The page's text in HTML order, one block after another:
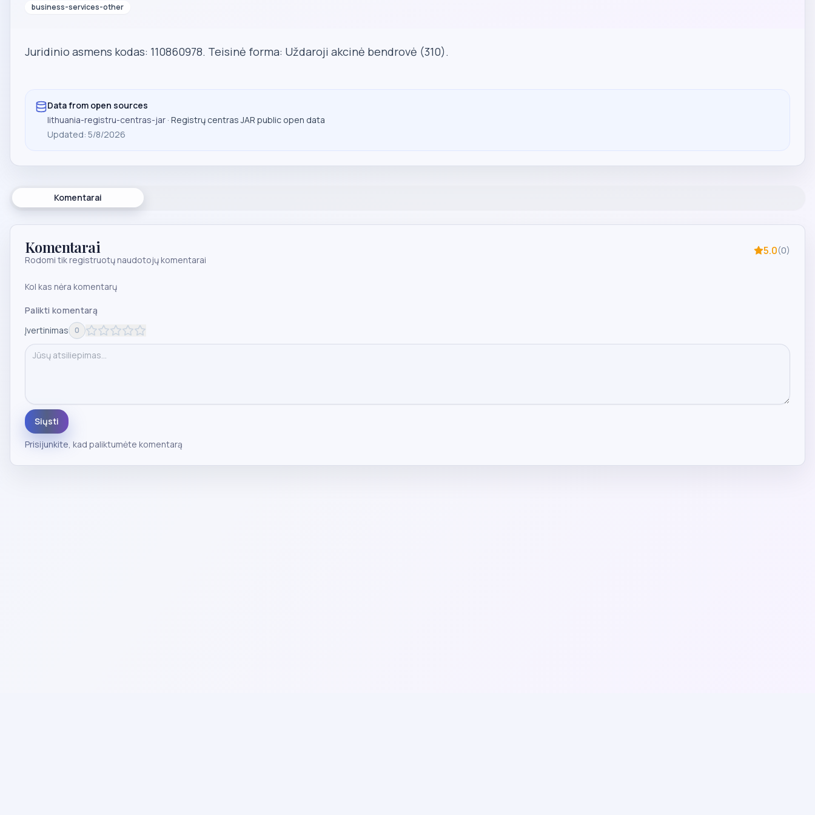
business-services-other
Juridinio asmens kodas: 110860978. Teisinė forma: Uždaroji akcinė bendrovė (310).
Data from open sources
lithuania-registru-centras-jar · Registrų centras JAR public open data
Updated: 5/8/2026
Komentarai
Komentarai
Rodomi tik registruotų naudotojų komentarai
5.0(0)
Kol kas nėra komentarų
Palikti komentarą
Įvertinimas
0
Siųsti
Prisijunkite, kad paliktumėte komentarą